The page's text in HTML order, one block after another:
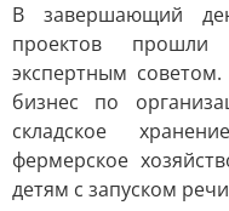
В завершающий
проектов
экспертным
бизнес по
складское
фермерское
детям с запуском